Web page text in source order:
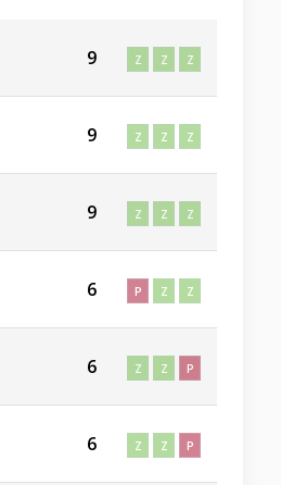
9 Z Z Z
9 Z Z Z
9 Z Z Z
6 P Z Z
6 Z Z P
6 Z Z P